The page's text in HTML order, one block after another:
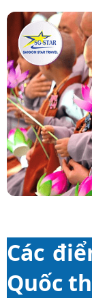
Các
Quốc